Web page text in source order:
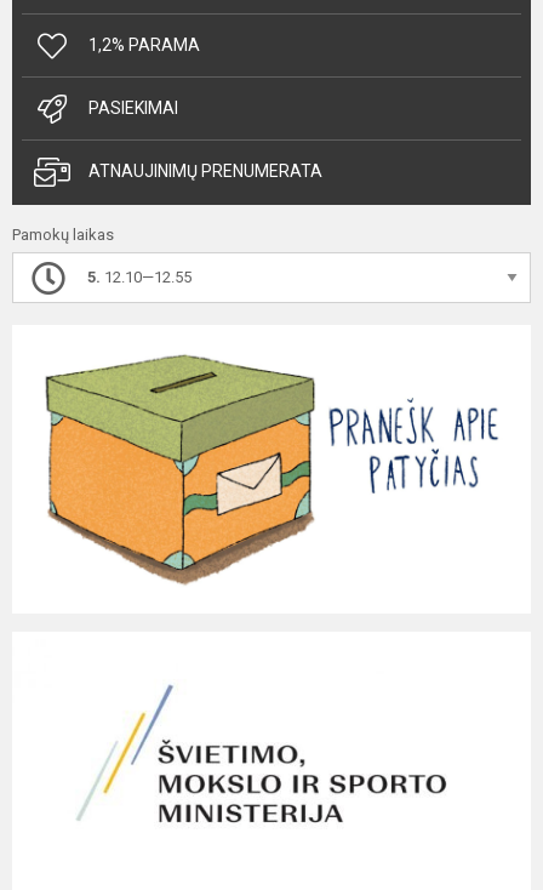
1,2% PARAMA
PASIEKIMAI
ATNAUJINIMŲ PRENUMERATA
Pamokų laikas
5. 12.10—12.55